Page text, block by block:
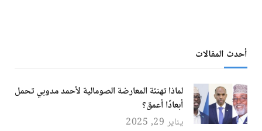
أحدث المقالات
لماذا تهنئة المعارضة الصومالية لأحمد مدوبي تحمل
أبعادًا أعمق؟
يناير 29, 2025